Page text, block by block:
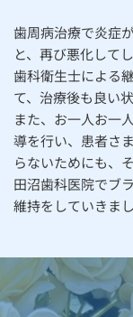
歯周病治療で炎症
と、再び悪化して
歯科衛生士による
て、治療後も良い
また、お一人お一
導を行い、患者さ
らないためにも、
田沼歯科医院でブ
維持をしていきまし